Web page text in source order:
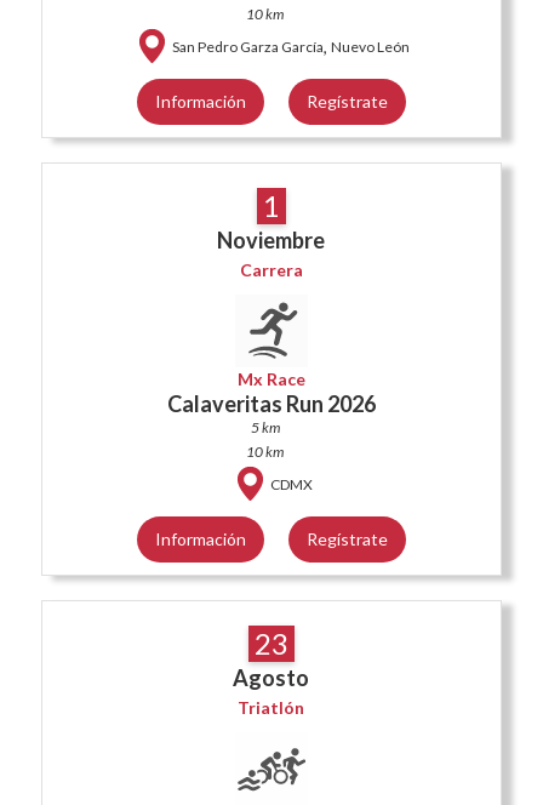
10 km
San Pedro Garza García, Nuevo León
Información Regístrate
1
Noviembre
Carrera
Mx Race
Calaveritas Run 2026
5 km
10 km
CDMX
Información Regístrate
23
Agosto
Triatlón